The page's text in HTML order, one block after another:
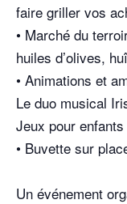
faire griller vos
• Marché du
huiles d’olives,
• Animations et
Le duo musical
Jeux pour
• Buvette sur
Un événement